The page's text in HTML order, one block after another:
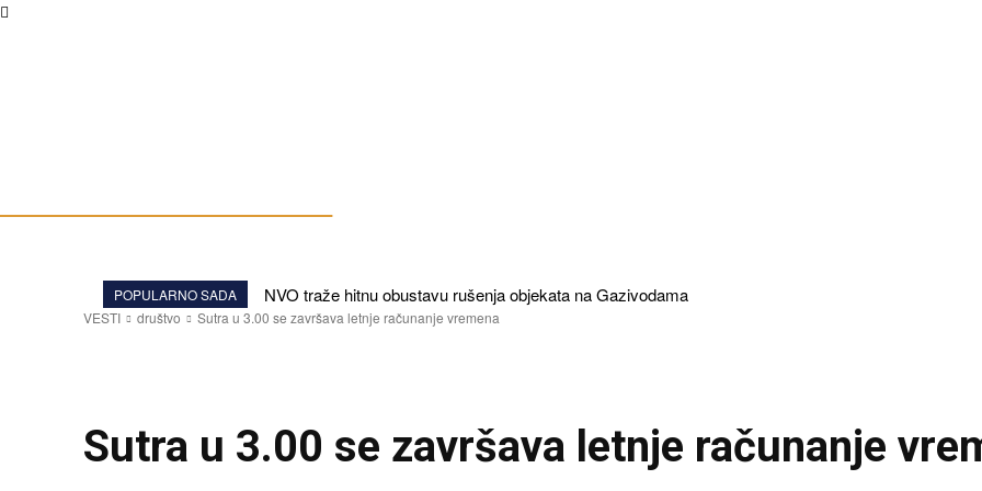
POPULARNO SADA NVO traže hitnu obustavu rušenja objekata na Gazivodama
VESTI društvo
Sutra u 3.00 se završava letnje računanje vremena
Sutra u 3.00 se završava letnje računanje